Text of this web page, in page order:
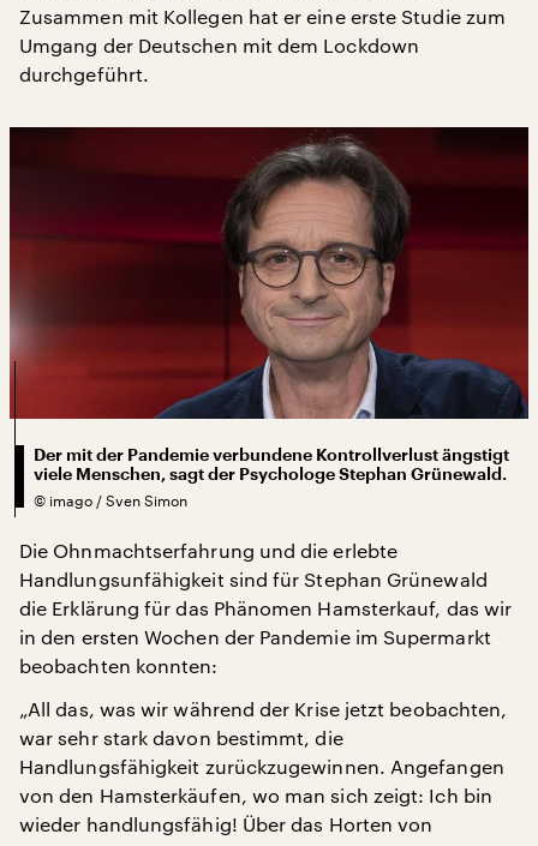
Zusammen mit Kollegen hat er eine erste Studie zum
Umgang der Deutschen mit dem Lockdown
durchgeführt.
Der mit der Pandemie verbundene Kontrollverlust ängstigt
viele Menschen, sagt der Psychologe Stephan Grünewald.
© imago / Sven Simon
Die Ohnmachtserfahrung und die erlebte
Handlungsunfähigkeit sind für Stephan Grünewald
die Erklärung für das Phänomen Hamsterkauf, das wir
in den ersten Wochen der Pandemie im Supermarkt
beobachten konnten:
„All das, was wir während der Krise jetzt beobachten,
war sehr stark davon bestimmt, die
Handlungsfähigkeit zurückzugewinnen. Angefangen
von den Hamsterkäufen, wo man sich zeigt: Ich bin
wieder handlungsfähig! Über das Horten von